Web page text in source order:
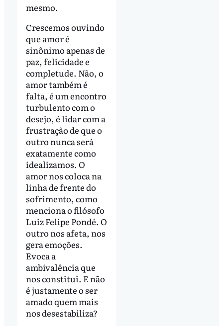
mesmo.
Crescemos ouvindo
que amor é
sinônimo apenas de
paz, felicidade e
completude. Não, o
amor também é
falta, é um encontro
turbulento com o
desejo, é lidar com a
frustração de que o
outro nunca será
exatamente como
idealizamos. O
amor nos coloca na
linha de frente do
sofrimento, como
menciona o filósofo
Luiz Felipe Pondé. O
outro nos afeta, nos
gera emoções.
Evoca a
ambivalência que
nos constitui. E não
é justamente o ser
amado quem mais
nos desestabiliza?